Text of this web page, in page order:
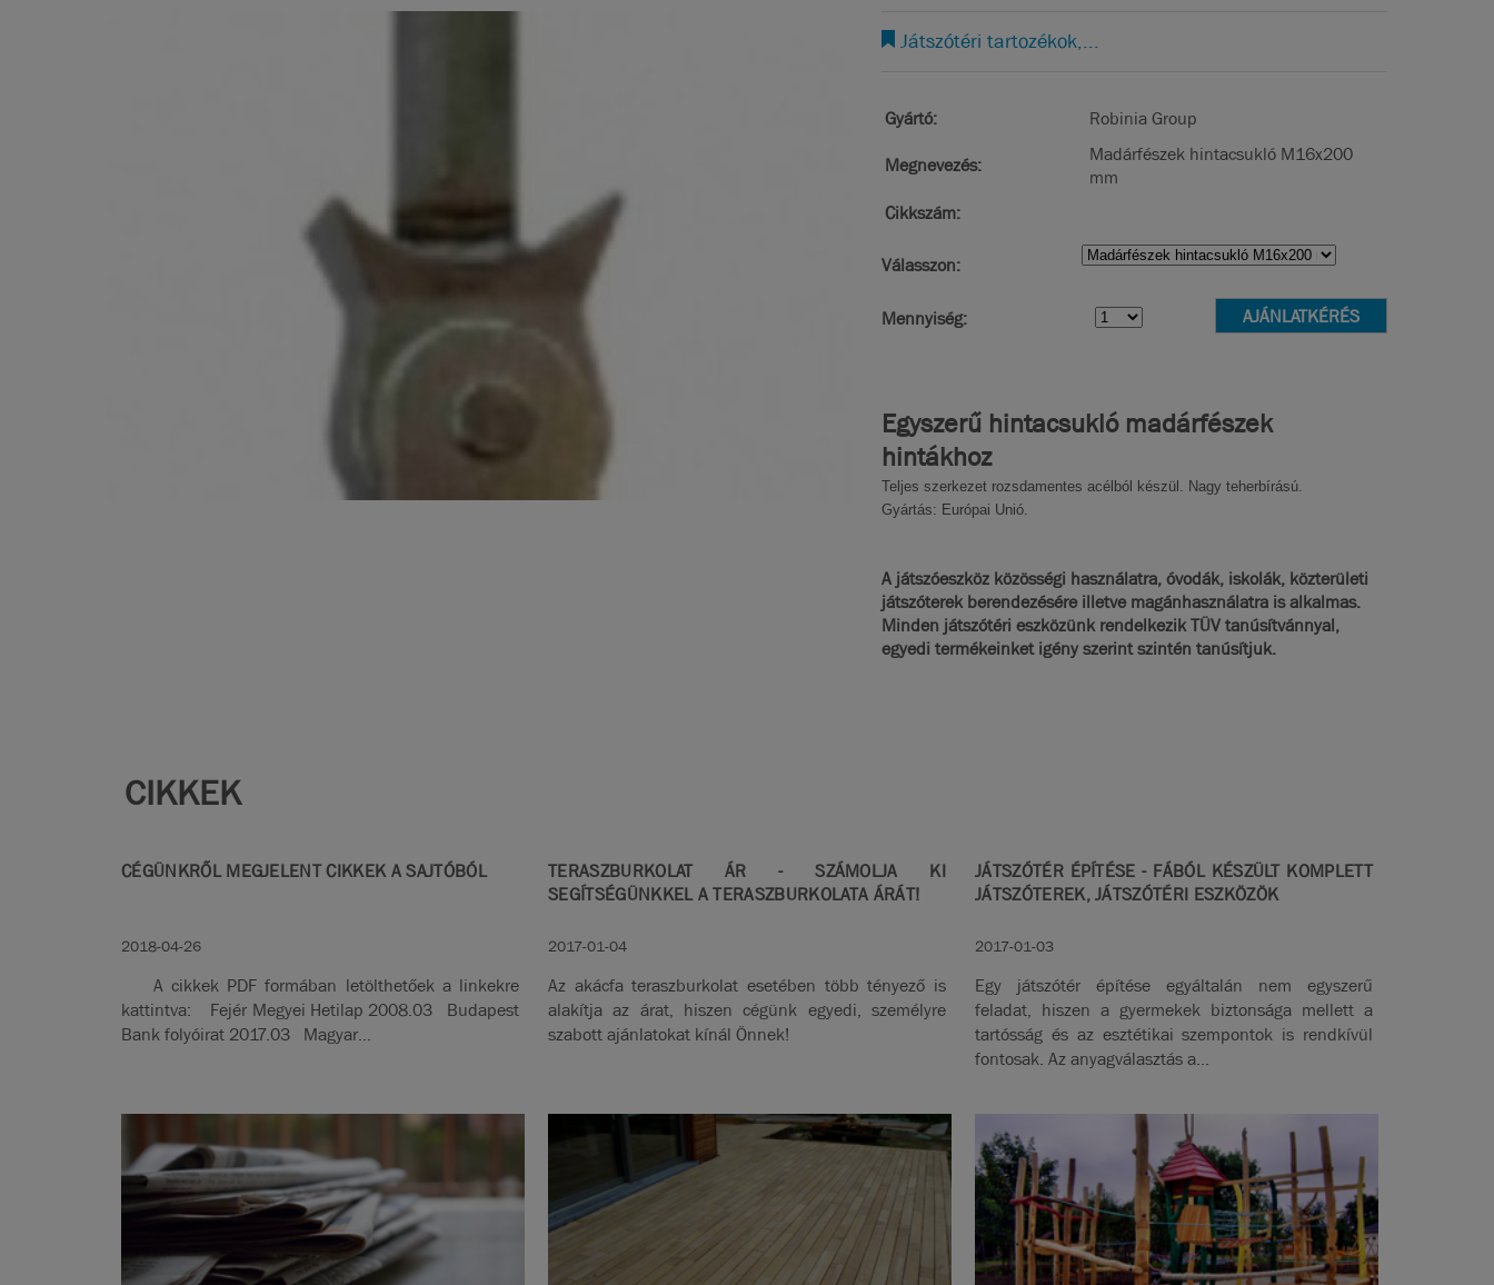
Játszótéri tartozékok,...
Gyártó:
Robinia Group
Megnevezés:
Madárfészek hintacsukló M16x200
mm
Cikkszám:
Válasszon:
Mennyiség:
Egyszerű hintacsukló madárfészek
hintákhoz
Teljes szerkezet rozsdamentes acélból készül. Nagy teherbírású.
Gyártás: Európai Unió.
A játszóeszköz közösségi használatra, óvodák, iskolák, közterületi
játszóterek berendezésére illetve magánhasználatra is alkalmas.
Minden játszótéri eszközünk rendelkezik TÜV tanúsítvánnyal,
egyedi termékeinket igény szerint szintén tanúsítjuk.
CIKKEK
CÉGÜNKRŐL MEGJELENT CIKKEK A SAJTÓBÓL
2018-04-26
A cikkek PDF formában letölthetőek a linkekre
kattintva: Fejér Megyei Hetilap 2008.03 Budapest
Bank folyóirat 2017.03 Magyar...
TERASZBURKOLAT ÁR - SZÁMOLJA KI
SEGÍTSÉGÜNKKEL A TERASZBURKOLATA ÁRÁT!
2017-01-04
Az akácfa teraszburkolat esetében több tényező is
alakítja az árat, hiszen cégünk egyedi, személyre
szabott ajánlatokat kínál Önnek!
JÁTSZÓTÉR ÉPÍTÉSE - FÁBÓL KÉSZÜLT KOMPLETT
JÁTSZÓTEREK, JÁTSZÓTÉRI ESZKÖZÖK
2017-01-03
Egy játszótér építése egyáltalán nem egyszerű
feladat, hiszen a gyermekek biztonsága mellett a
tartósság és az esztétikai szempontok is rendkívül
fontosak. Az anyagválasztás a...